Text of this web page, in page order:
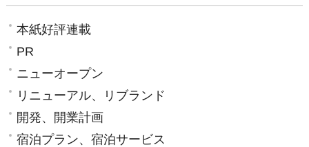
本紙好評連載
PR
ニューオープン
リニューアル、リブランド
開発、開業計画
宿泊プラン、宿泊サービス